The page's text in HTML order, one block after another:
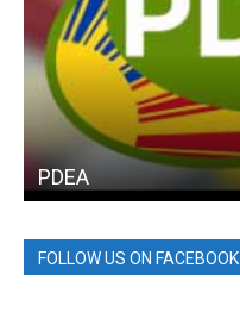
PDEA
FOLLOW US ON FACEBOOK